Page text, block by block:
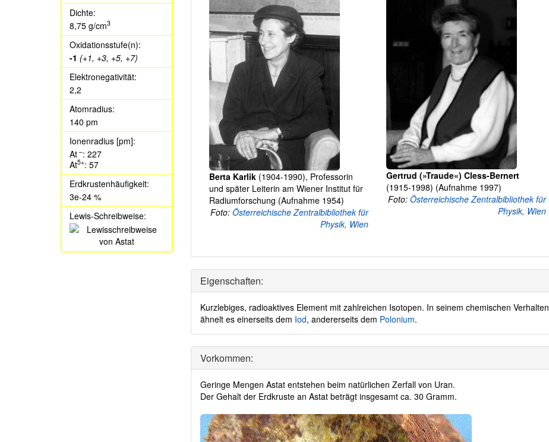
Dichte:
8,75 g/cm3
Oxidationsstufe(n):
-1 (+1, +3, +5, +7)
Elektronegativität:
2,2
Atomradius:
140 pm
Ionenradius [pm]:
At–: 227
At5+: 57
Erdkrustenhäufigkeit:
3e-24 %
Lewis-Schreibweise:
Berta Karlik (1904-1990), Professorin
und später Leiterin am Wiener Institut für
Radiumforschung (Aufnahme 1954)
Foto:Österreichische Zentralbibliothek für
Physik, Wien
Gertrud (»Traude«) Cless-Bernert
(1915-1998) (Aufnahme 1997)
Foto: Österreichische Zentralbibliothek für
Physik, Wien
Eigenschaften:
Kurzlebiges, radioaktives Element mit zahlreichen Isotopen. In seinem chemischen Verhalten
ähnelt es einerseits dem Iod, andererseits dem Polonium.
Vorkommen:
Geringe Mengen Astat entstehen beim natürlichen Zerfall von Uran.
Der Gehalt der Erdkruste an Astat beträgt insgesamt ca.30 Gramm.